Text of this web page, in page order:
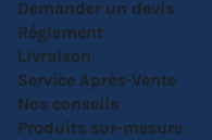
Demander un devis
Réglement
Livraison
Service Après-Vente
Nos conseils
Produits sur-mesure